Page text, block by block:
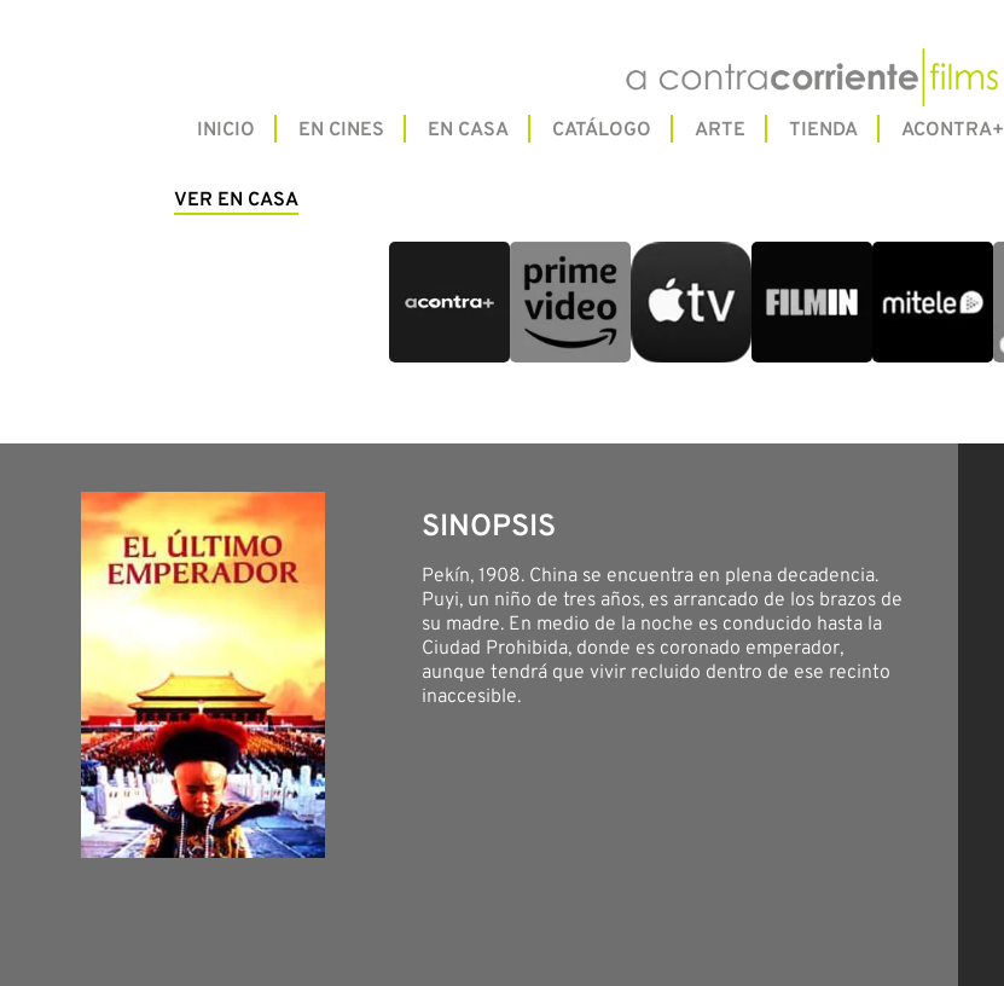
INICIO EN CINES EN CASA CATÁLOGO ARTE TIENDA ACONTRA+
VER EN CASA
SINOPSIS
Pekín, 1908. China se encuentra en plena decadencia.
Puyi, un niño de tres años, es arrancado de los brazos de
su madre. En medio de la noche es conducido hasta la
Ciudad Prohibida, donde es coronado emperador,
aunque tendrá que vivir recluido dentro de ese recinto
inaccesible.